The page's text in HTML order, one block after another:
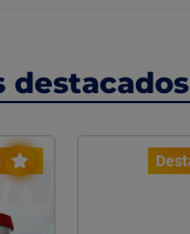
destacados